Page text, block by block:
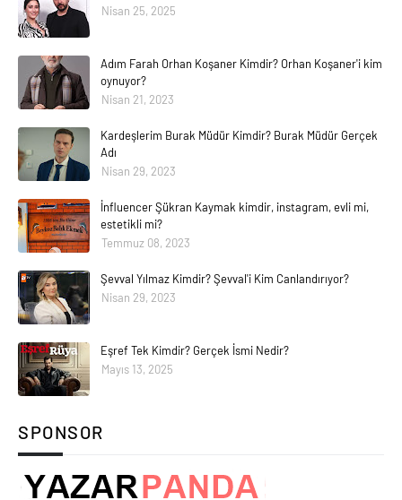
Nisan 25, 2025
Adım Farah Orhan Koşaner Kimdir? Orhan Koşaner'i kim
oynuyor?
Nisan 21, 2023
Kardeşlerim Burak Müdür Kimdir? Burak Müdür Gerçek
Adı
Nisan 29, 2023
İnfluencer Şükran Kaymak kimdir, instagram, evli mi,
estetikli mi?
Temmuz 08, 2023
Şevval Yılmaz Kimdir? Şevval'i Kim Canlandırıyor?
Nisan 29, 2023
Eşref Tek Kimdir? Gerçek İsmi Nedir?
Mayıs 13, 2025
SPONSOR